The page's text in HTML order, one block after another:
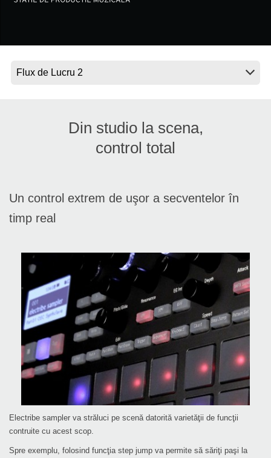
Locaţie
Despre Korg
Din studio la scena,
control total
Un control extrem de uşor a secventelor în
timp real
Electribe sampler va străluci pe scenă datorită varietăţii de funcţii
contruite cu acest scop.
Spre exemplu, folosind funcţia step jump va permite să săriţi paşi la